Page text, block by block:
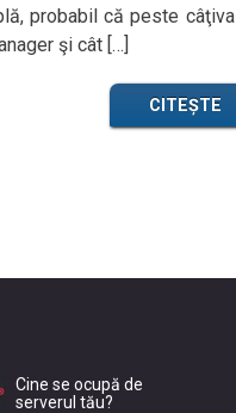
probabil că peste câţiva
şi cât […]
CITEȘTE
Cine se ocupă de
serverul tău?